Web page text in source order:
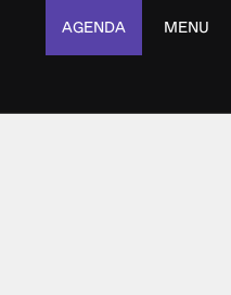
AGENDA MENU